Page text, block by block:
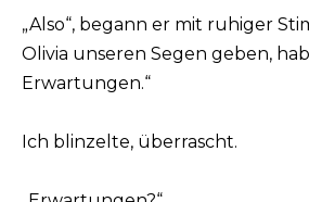
„Also“, begann er mit ruhiger
Olivia unseren Segen geben,
Erwartungen.“
Ich blinzelte, überrascht.